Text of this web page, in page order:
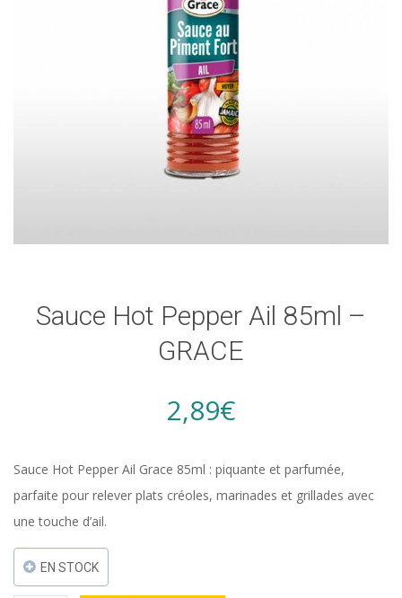
Sauce Hot Pepper Ail 85ml –
GRACE
2,89€
Sauce Hot Pepper Ail Grace 85ml : piquante et parfumée,
parfaite pour relever plats créoles, marinades et grillades avec
une touche d’ail.
EN STOCK